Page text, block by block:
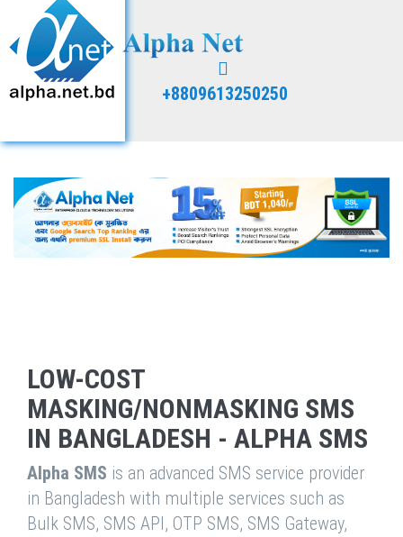
+8809613250250
LOW-COST
MASKING/NONMASKING SMS
IN BANGLADESH - ALPHA SMS
Alpha SMS is an advanced SMS service provider
in Bangladesh with multiple services such as
Bulk SMS, SMS API, OTP SMS, SMS Gateway,